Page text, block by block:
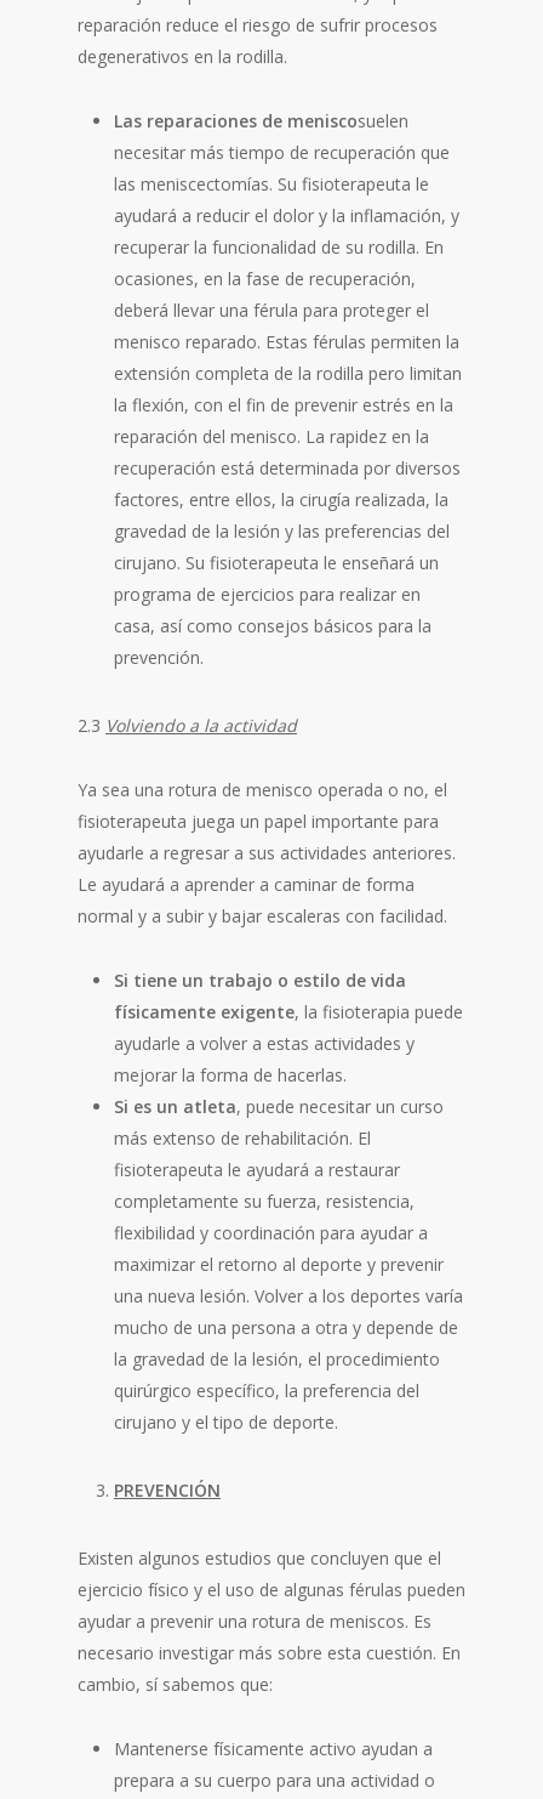
reparación reduce el riesgo de sufrir procesos
degenerativos en la rodilla.
Las reparaciones de meniscosuelen
necesitar más tiempo de recuperación que
las meniscectomías. Su fisioterapeuta le
ayudará a reducir el dolor y la inflamación, y
recuperar la funcionalidad de su rodilla. En
ocasiones, en la fase de recuperación,
deberá llevar una férula para proteger el
menisco reparado. Estas férulas permiten la
extensión completa de la rodilla pero limitan
la flexión, con el fin de prevenir estrés en la
reparación del menisco. La rapidez en la
recuperación está determinada por diversos
factores, entre ellos, la cirugía realizada, la
gravedad de la lesión y las preferencias del
cirujano. Su fisioterapeuta le enseñará un
programa de ejercicios para realizar en
casa, así como consejos básicos para la
prevención.
2.3 Volviendo a la actividad
Ya sea una rotura de menisco operada o no, el
fisioterapeuta juega un papel importante para
ayudarle a regresar a sus actividades anteriores.
Le ayudará a aprender a caminar de forma
normal y a subir y bajar escaleras con facilidad.
Si tiene un trabajo o estilo de vida
físicamente exigente, la fisioterapia puede
ayudarle a volver a estas actividades y
mejorar la forma de hacerlas.
Si es un atleta, puede necesitar un curso
más extenso de rehabilitación. El
fisioterapeuta le ayudará a restaurar
completamente su fuerza, resistencia,
flexibilidad y coordinación para ayudar a
maximizar el retorno al deporte y prevenir
una nueva lesión. Volver a los deportes varía
mucho de una persona a otra y depende de
la gravedad de la lesión, el procedimiento
quirúrgico específico, la preferencia del
cirujano y el tipo de deporte.
PREVENCIÓN
Existen algunos estudios que concluyen que el
ejercicio físico y el uso de algunas férulas pueden
ayudar a prevenir una rotura de meniscos. Es
necesario investigar más sobre esta cuestión. En
cambio, sí sabemos que:
Mantenerse físicamente activo ayudan a
prepara a su cuerpo para una actividad o